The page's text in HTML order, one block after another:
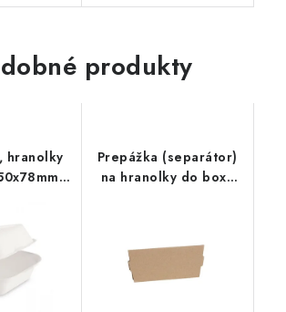
produkty
hranolky
Prepážka (separátor)
na hranolky do boxu